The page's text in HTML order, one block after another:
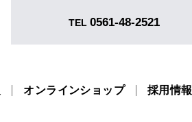
TEL 0561-48-2521
オンラインショップ 採用情報